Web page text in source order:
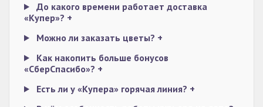
До какого времени работает доставка
«Купер»? +
Можно ли заказать цветы? +
Как накопить больше бонусов
«СберСпасибо»? +
Есть ли у «Купера» горячая линия? +